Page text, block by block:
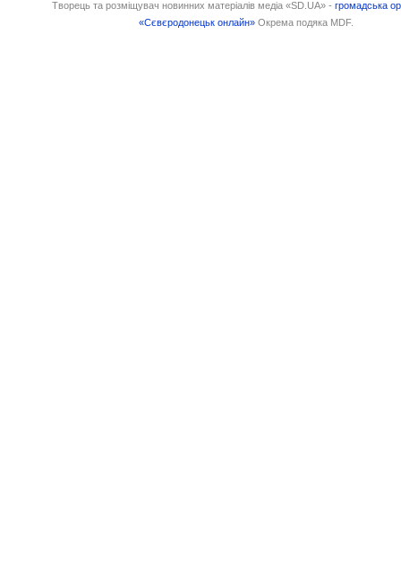
Творець та розміщувач новинних матеріалів медіа «SD.UA» -громадська
«Сєвєродонецьк онлайн» Окрема подяка MDF.